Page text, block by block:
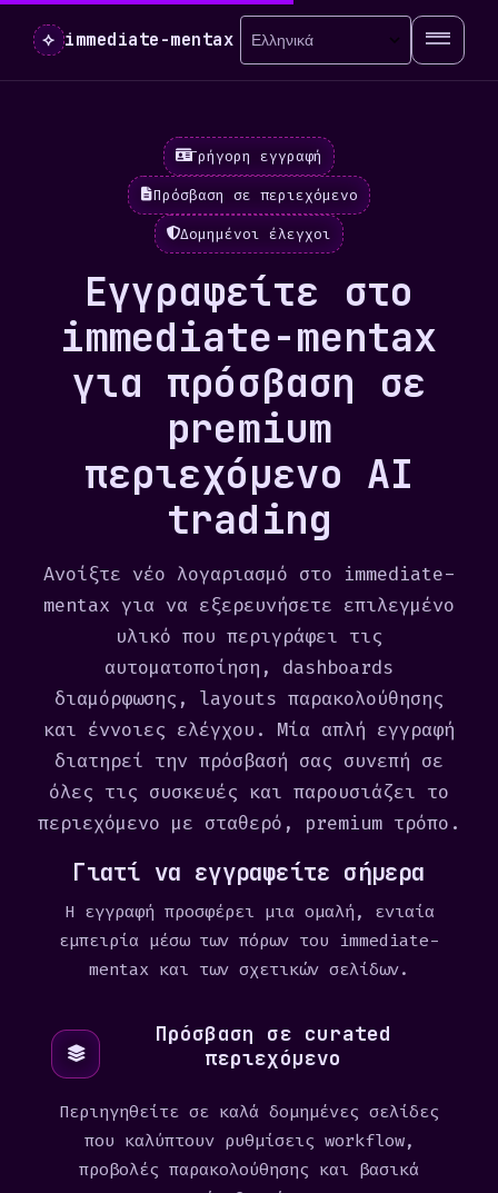
⟡ immediate-mentax
Γρήγορη εγγραφή
Πρόσβαση σε περιεχόμενο
Δομημένοι έλεγχοι
Εγγραφείτε στο
immediate-mentax
για πρόσβαση σε
premium
περιεχόμενο AI
trading
Ανοίξτε νέο λογαριασμό στο immediate-
mentax για να εξερευνήσετε επιλεγμένο
υλικό που περιγράφει τις
αυτοματοποίηση, dashboards
διαμόρφωσης, layouts παρακολούθησης
και έννοιες ελέγχου. Μία απλή εγγραφή
διατηρεί την πρόσβασή σας συνεπή σε
όλες τις συσκευές και παρουσιάζει το
περιεχόμενο με σταθερό, premium τρόπο.
Γιατί να εγγραφείτε σήμερα
Η εγγραφή προσφέρει μια ομαλή, ενιαία
εμπειρία μέσω των πόρων του immediate-
mentax και των σχετικών σελίδων.
Πρόσβαση σε curated
περιεχόμενο
Περιηγηθείτε σε καλά δομημένες σελίδες
που καλύπτουν ρυθμίσεις workflow,
προβολές παρακολούθησης και βασικά